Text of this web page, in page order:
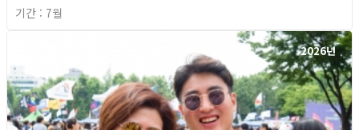
기간 : 7월
2026년